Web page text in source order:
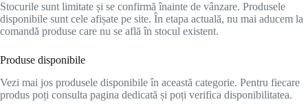
Stocurile sunt limitate și se confirmă înainte de vânzare. Produsele
disponibile sunt cele afișate pe site. În etapa actuală, nu mai aducem la
comandă produse care nu se află în stocul existent.
Produse disponibile
Vezi mai jos produsele disponibile în această categorie. Pentru fiecare
produs poți consulta pagina dedicată și poți verifica disponibilitatea.